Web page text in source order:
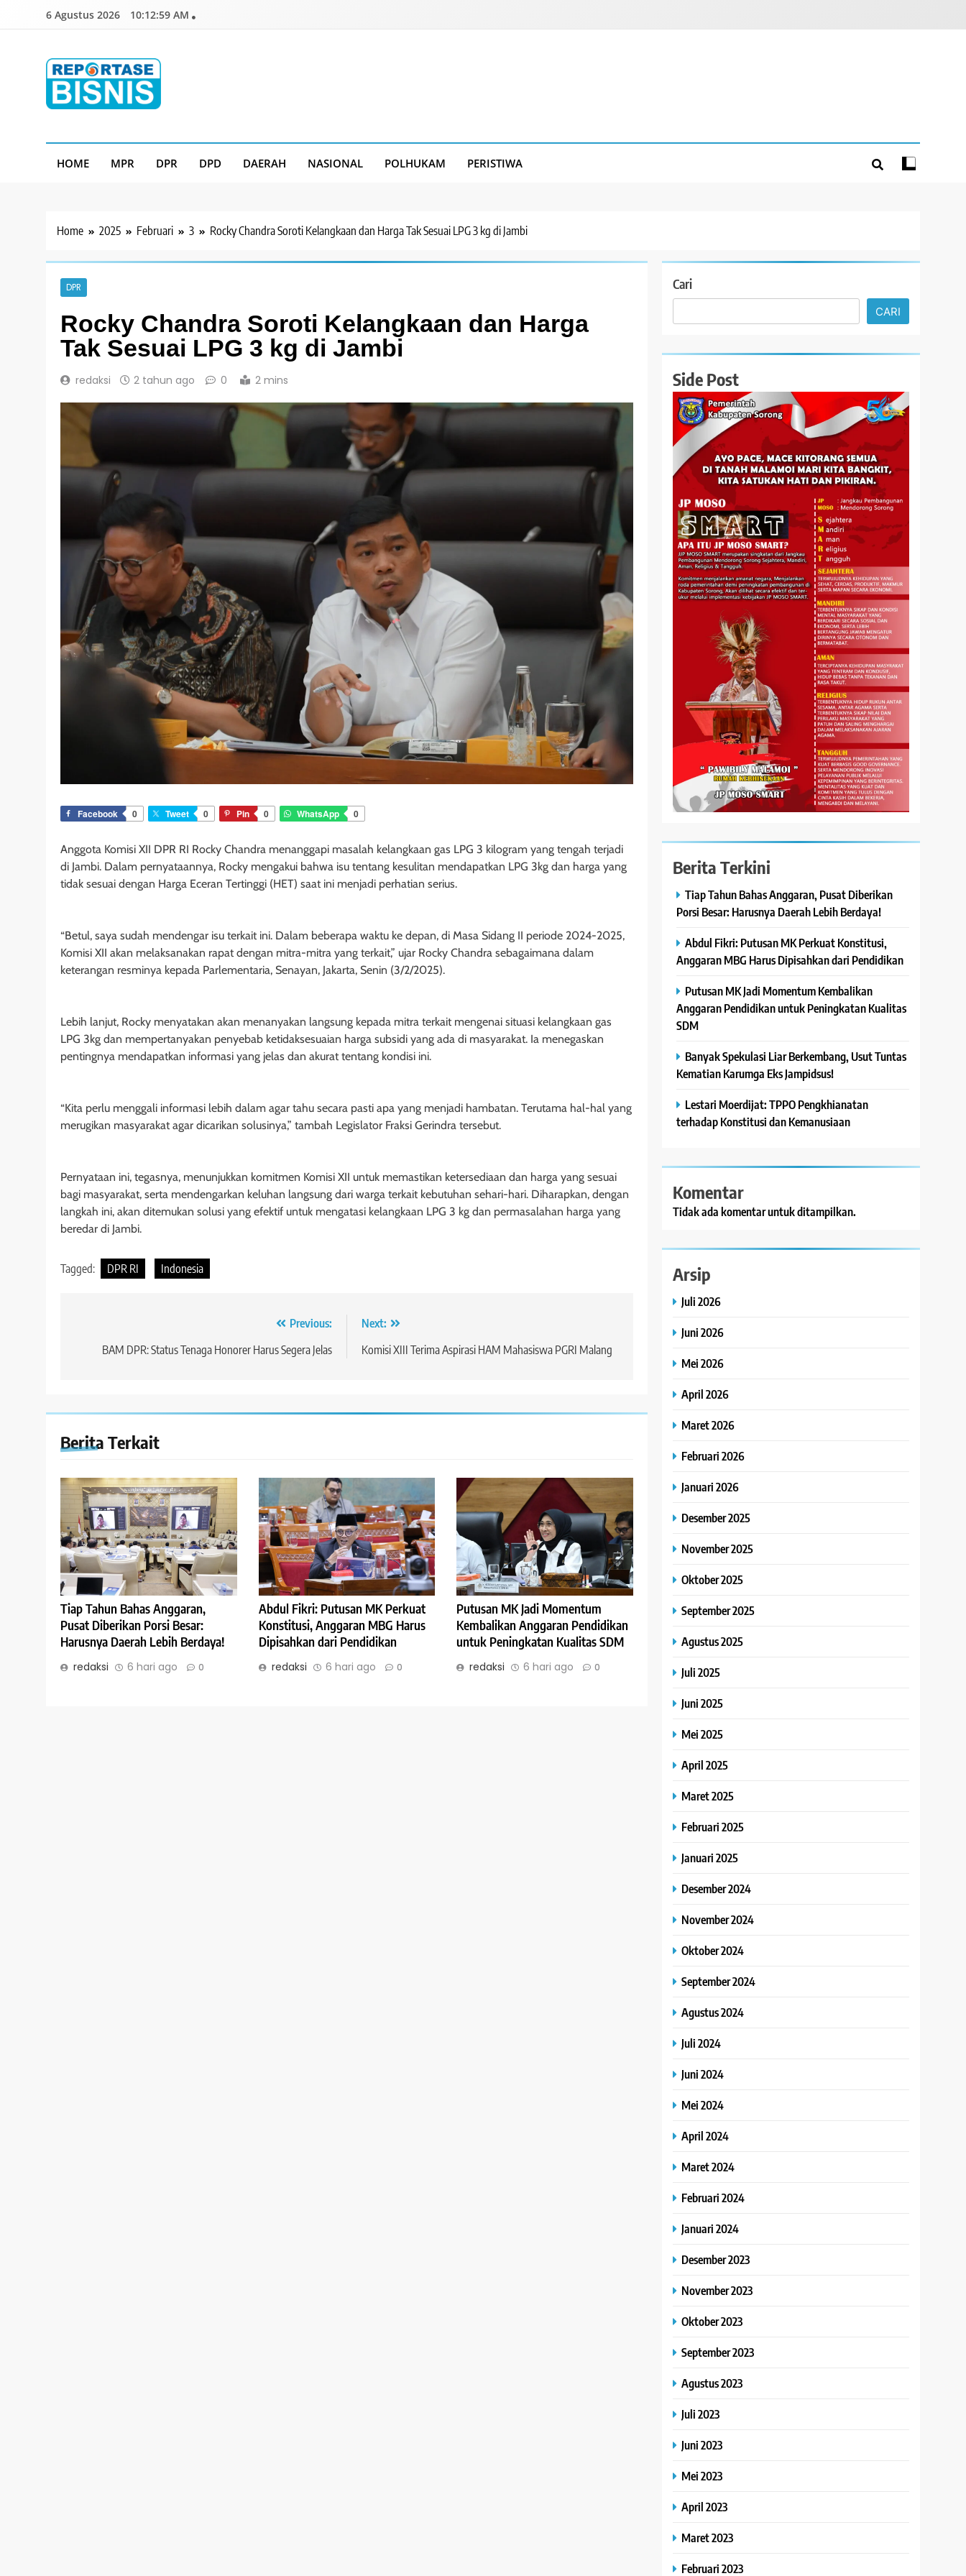
6 Agustus 2026 10:13:01 AM
HOME MPR DPR DPD DAERAH NASIONAL POLHUKAM PERISTIWA
Home 2025 Februari 3 Rocky Chandra Soroti Kelangkaan dan Harga Tak Sesuai LPG 3 kg di Jambi
DPR
Rocky Chandra Soroti Kelangkaan dan Harga
Tak Sesuai LPG 3 kg di Jambi
redaksi 2 tahun ago 0 2 mins
Facebook 0 Tweet 0 Pin 0 WhatsApp 0
Anggota Komisi XII DPR RI Rocky Chandra menanggapi masalah kelangkaan gas LPG 3 kilogram yang tengah terjadi
di Jambi. Dalam pernyataannya, Rocky mengakui bahwa isu tentang kesulitan mendapatkan LPG 3kg dan harga yang
tidak sesuai dengan Harga Eceran Tertinggi (HET) saat ini menjadi perhatian serius.
“Betul, saya sudah mendengar isu terkait ini. Dalam beberapa waktu ke depan, di Masa Sidang II periode 2024-2025,
Komisi XII akan melaksanakan rapat dengan mitra-mitra yang terkait,” ujar Rocky Chandra sebagaimana dalam
keterangan resminya kepada Parlementaria, Senayan, Jakarta, Senin (3/2/2025).
Lebih lanjut, Rocky menyatakan akan menanyakan langsung kepada mitra terkait mengenai situasi kelangkaan gas
LPG 3kg dan mempertanyakan penyebab ketidaksesuaian harga subsidi yang ada di masyarakat. Ia menegaskan
pentingnya mendapatkan informasi yang jelas dan akurat tentang kondisi ini.
“Kita perlu menggali informasi lebih dalam agar tahu secara pasti apa yang menjadi hambatan. Terutama hal-hal yang
merugikan masyarakat agar dicarikan solusinya,” tambah Legislator Fraksi Gerindra tersebut.
Pernyataan ini, tegasnya, menunjukkan komitmen Komisi XII untuk memastikan ketersediaan dan harga yang sesuai
bagi masyarakat, serta mendengarkan keluhan langsung dari warga terkait kebutuhan sehari-hari. Diharapkan, dengan
langkah ini, akan ditemukan solusi yang efektif untuk mengatasi kelangkaan LPG 3 kg dan permasalahan harga yang
beredar di Jambi.
Tagged: DPR RI Indonesia
Previous:
BAM DPR: Status Tenaga Honorer Harus Segera Jelas
Next:
Komisi XIII Terima Aspirasi HAM Mahasiswa PGRI Malang
Berita Terkait
Tiap Tahun Bahas Anggaran,
Pusat Diberikan Porsi Besar:
Harusnya Daerah Lebih Berdaya!
redaksi 6 hari ago 0
Abdul Fikri: Putusan MK Perkuat
Konstitusi, Anggaran MBG Harus
Dipisahkan dari Pendidikan
redaksi 6 hari ago 0
Putusan MK Jadi Momentum
Kembalikan Anggaran Pendidikan
untuk Peningkatan Kualitas SDM
redaksi 6 hari ago 0
Cari
CARI
Side Post
Berita Terkini
Tiap Tahun Bahas Anggaran, Pusat Diberikan
Porsi Besar: Harusnya Daerah Lebih Berdaya!
Abdul Fikri: Putusan MK Perkuat Konstitusi,
Anggaran MBG Harus Dipisahkan dari Pendidikan
Putusan MK Jadi Momentum Kembalikan
Anggaran Pendidikan untuk Peningkatan Kualitas
SDM
Banyak Spekulasi Liar Berkembang, Usut Tuntas
Kematian Karumga Eks Jampidsus!
Lestari Moerdijat: TPPO Pengkhianatan
terhadap Konstitusi dan Kemanusiaan
Komentar
Tidak ada komentar untuk ditampilkan.
Arsip
Juli 2026
Juni 2026
Mei 2026
April 2026
Maret 2026
Februari 2026
Januari 2026
Desember 2025
November 2025
Oktober 2025
September 2025
Agustus 2025
Juli 2025
Juni 2025
Mei 2025
April 2025
Maret 2025
Februari 2025
Januari 2025
Desember 2024
November 2024
Oktober 2024
September 2024
Agustus 2024
Juli 2024
Juni 2024
Mei 2024
April 2024
Maret 2024
Februari 2024
Januari 2024
Desember 2023
November 2023
Oktober 2023
September 2023
Agustus 2023
Juli 2023
Juni 2023
Mei 2023
April 2023
Maret 2023
Februari 2023